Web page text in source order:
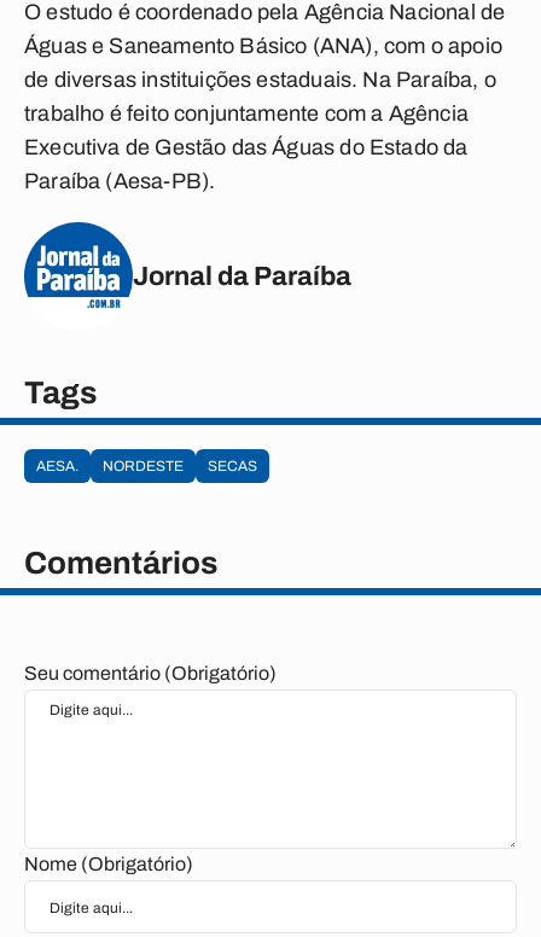
O estudo é coordenado pela Agência Nacional de
Águas e Saneamento Básico (ANA), com o apoio
de diversas instituições estaduais. Na Paraíba, o
trabalho é feito conjuntamente com a Agência
Executiva de Gestão das Águas do Estado da
Paraíba (Aesa-PB).
Jornal da Paraíba
Tags
AESA. NORDESTE SECAS
Comentários
Seu comentário (Obrigatório)
Nome (Obrigatório)